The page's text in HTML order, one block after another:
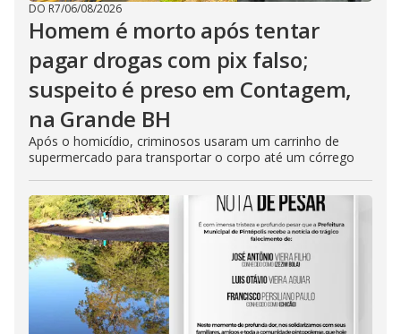
DO R7/06/08/2026
Homem é morto após tentar
pagar drogas com pix falso;
suspeito é preso em Contagem,
na Grande BH
Após o homicídio, criminosos usaram um carrinho de
supermercado para transportar o corpo até um córrego